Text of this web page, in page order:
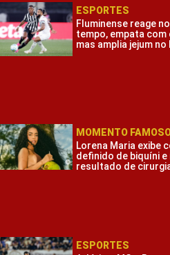
ESPORTES
Fluminense reage
tempo, empata
mas amplia jejum
MOMENTO
Lorena Maria exibe
definido de biquíni
resultado de
ESPORTES